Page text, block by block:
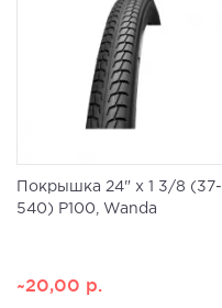
Покрышка 24" x 1 3/8 (37-
540) P100, Wanda
~20,00 р.